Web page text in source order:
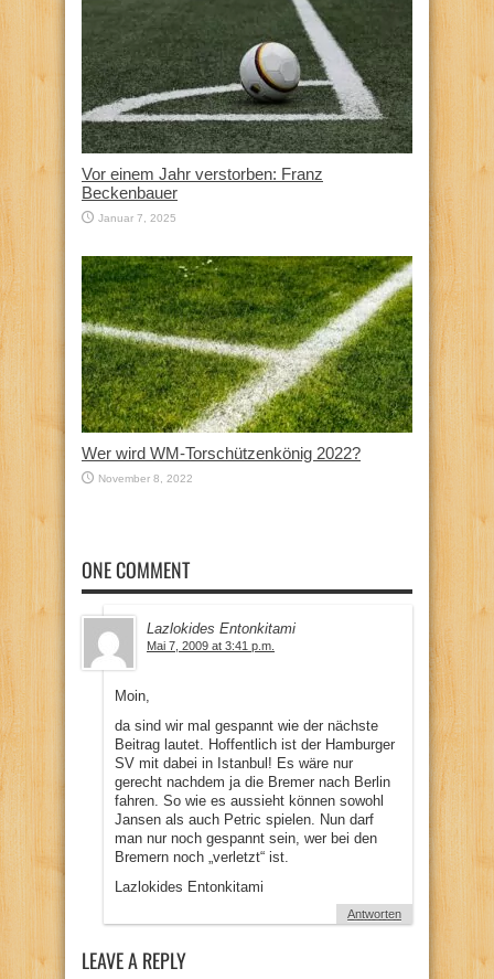
Vor einem Jahr verstorben: Franz
Beckenbauer
Januar 7, 2025
Wer wird WM-Torschützenkönig 2022?
November 8, 2022
ONE COMMENT
Lazlokides Entonkitami
Mai 7, 2009 at 3:41 p.m.
Moin,
da sind wir mal gespannt wie der nächste
Beitrag lautet. Hoffentlich ist der Hamburger
SV mit dabei in Istanbul! Es wäre nur
gerecht nachdem ja die Bremer nach Berlin
fahren. So wie es aussieht können sowohl
Jansen als auch Petric spielen. Nun darf
man nur noch gespannt sein, wer bei den
Bremern noch „verletzt“ ist.
Lazlokides Entonkitami
Antworten
LEAVE A REPLY